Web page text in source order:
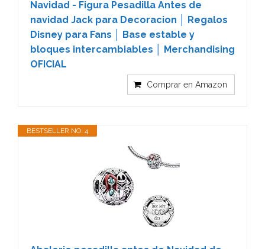
Navidad - Figura Pesadilla Antes de
navidad Jack para Decoracion │ Regalos
Disney para Fans │ Base estable y
bloques intercambiables │ Merchandising
OFICIAL
Comprar en Amazon
BESTSELLER NO. 4